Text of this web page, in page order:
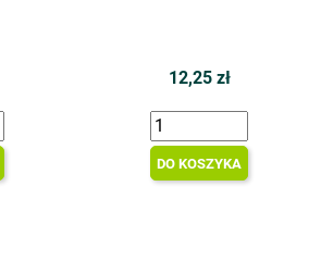
12,25 zł
DO KOSZYKA